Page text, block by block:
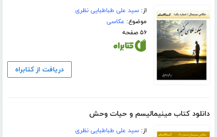
از:سید علی طباطبایی نظری
موضوع: عکاسی
۵۶ صفحه
دریافت از کتابراه
دانلود کتاب مینیمالیسم و حیات وحش
از:سید علی طباطبایی نظری